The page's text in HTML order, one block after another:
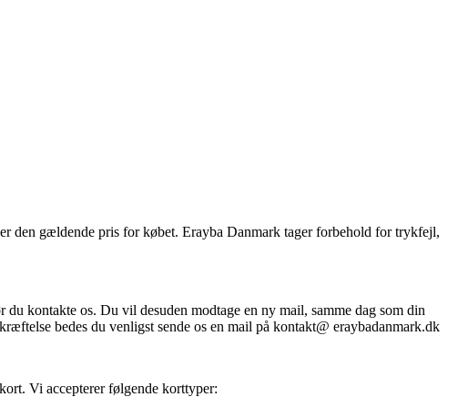
den gældende pris for købet. Erayba Danmark tager forbehold for trykfejl,
kontakte os. Du vil desuden modtage en ny mail, samme dag som din
bedes du venligst sende os en mail på kontakt@ eraybadanmark.dk
Vi accepterer følgende korttyper: